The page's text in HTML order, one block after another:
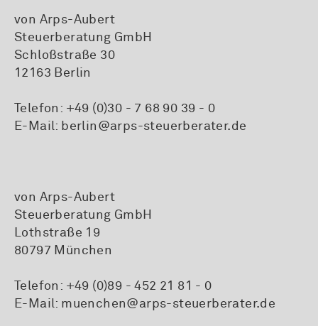
von Arps-Aubert
Steuerberatung GmbH
Schloßstraße 30
12163 Berlin
Telefon: +49 (0)30 - 7 68 90 39 - 0
E-Mail: berlin@arps-steuerberater.de
von Arps-Aubert
Steuerberatung GmbH
Lothstraße 19
80797 München
Telefon: +49 (0)89 - 452 21 81 - 0
E-Mail: muenchen@arps-steuerberater.de